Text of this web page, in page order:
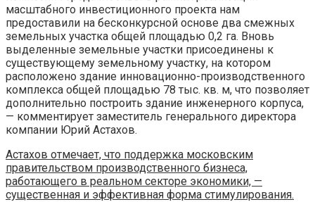
масштабного инвестиционного проекта нам
предоставили на бесконкурсной основе два смежных
земельных участка общей площадью 0,2 га. Вновь
выделенные земельные участки присоединены к
существующему земельному участку, на котором
расположено здание инновационно-производственного
комплекса общей площадью 78 тыс. кв. м, что позволяет
дополнительно построить здание инженерного корпуса,
— комментирует заместитель генерального директора
компании Юрий Астахов.
Астахов отмечает, что поддержка московским
правительством производственного бизнеса,
работающего в реальном секторе экономики, —
существенная и эффективная форма стимулирования.